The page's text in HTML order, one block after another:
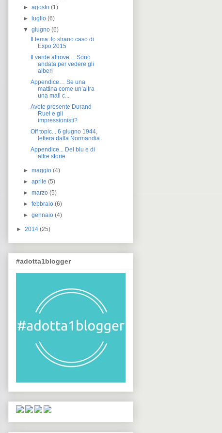
►agosto (1)
►
luglio (6)
▼ giugno (6)
Il tema: lo strano caso di
Expo 2015
Il verde altrove… Sono
andata per vedere gli
alberi
Appendice… Se una
mattina come un’altra
una mail c...
Avete presente Durand-
Ruel e gli
impressionisti?
Off topic... 6 giugno 1944,
lettera dalla Normandia
Appendice... Del blu e di
altre storie
►maggio (4)
►aprile (5)
►marzo (5)
►febbraio (6)
►gennaio (4)
► 2014 (25)
#adotta1blogger